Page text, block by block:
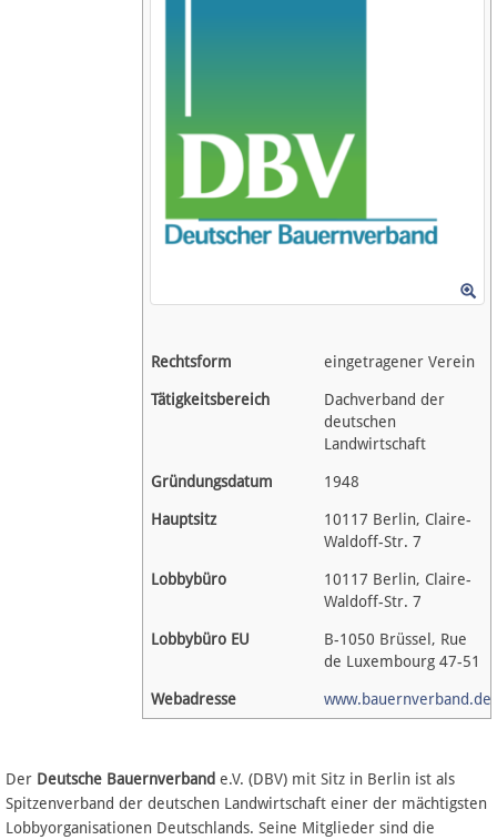
Rechtsform eingetragener Verein
Tätigkeitsbereich
Dachverband der
deutschen
Landwirtschaft
Gründungsdatum 1948
Hauptsitz
10117 Berlin, Claire-
Waldoff-Str. 7
Lobbybüro
10117 Berlin, Claire-
Waldoff-Str. 7
Lobbybüro EU
B-1050 Brüssel, Rue
de Luxembourg 47-51
Webadresse www.bauernverband.de
Der Deutsche Bauernverband e.V. (DBV) mit Sitz in Berlin ist als
Spitzenverband der deutschen Landwirtschaft einer der mächtigsten
Lobbyorganisationen Deutschlands. Seine Mitglieder sind die